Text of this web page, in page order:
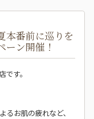
本番前に巡りを
ン開催！
す。
お肌の疲れなど、